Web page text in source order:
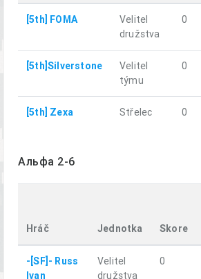
[5th] FOMA
Velitel
družstva
0
[5th]Silverstone
Velitel
týmu
0
[5th] Zexa Střelec 0
Альфа 2-6
Hráč Jednotka Skore
-[SF]- Russ
Ivan
Velitel
družstva
0